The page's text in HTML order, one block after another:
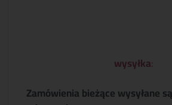
wysyłka:
Zamówienia bieżące wysyłane